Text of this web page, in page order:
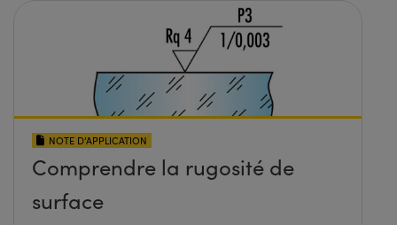
NOTE D’APPLICATION
Comprendre la rugosité de
surface